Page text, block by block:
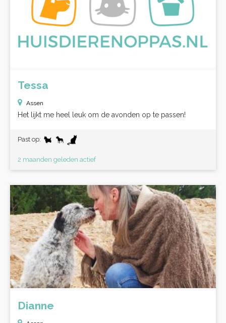
Tessa
Assen
Het lijkt me heel leuk om de avonden op te passen!
Past op:
2 maanden geleden actief
Dianne